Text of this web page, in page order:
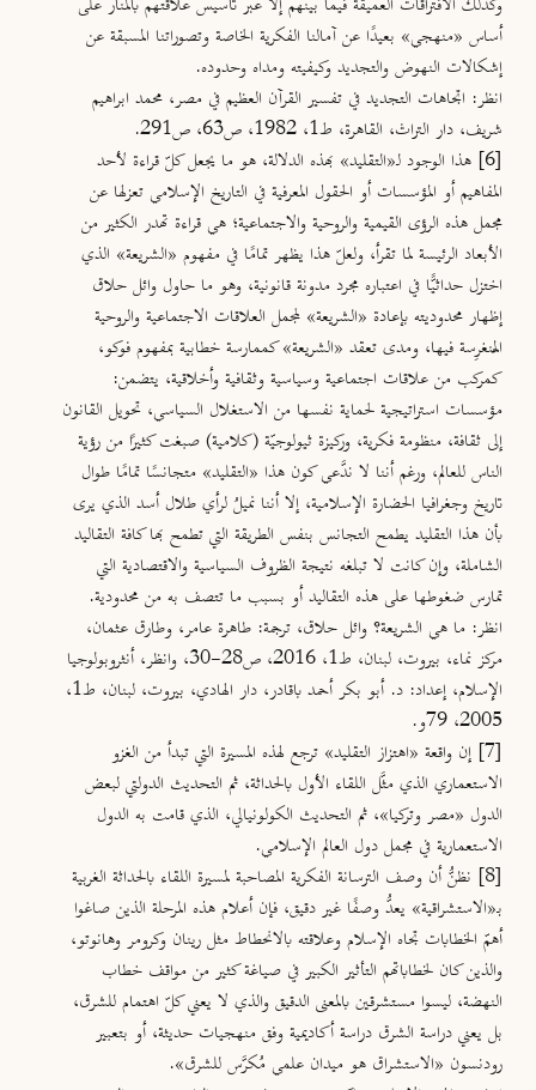
أساس «منهجي» بعيدًا عن آمالنا الفكرية الخاصة وتصوراتنا المسبقة عن
إشكالات النهوض والتجديد وكيفيته ومداه وحدوده.
انظر: اتجاهات التجديد في تفسير القرآن العظيم في مصر، محمد ابراهيم
شريف، دار التراث، القاهرة، ط1، 1982، ص63، ص291.
[6]
هذا الوجود لـ«التقليد» بهذه الدلالة، هو ما يجعل كلّ قراءة لأحد
المفاهيم أو المؤسسات أو الحقول المعرفية في التاريخ الإسلامي تعزلها عن
مجمل هذه الرؤى القيمية والروحية والاجتماعية؛ هي قراءة تهدر الكثير من
الأبعاد الرئيسة لما تقرأ، ولعلّ هذا يظهر تمامًا في مفهوم «الشريعة» الذي
اختزل حداثيًّا في اعتباره مجرد مدونة قانونية، وهو ما حاول وائل حلاق
إظهار محدوديته بإعادة «الشريعة» لمجمل العلاقات الاجتماعية والروحية
المُنغرِسة فيها، ومدى تعقد «الشريعة» كممارسة خطابية بمفهوم فوكو،
كمركب من علاقات اجتماعية وسياسية وثقافية وأخلاقية، يتضمن:
مؤسسات استراتيجية لحماية نفسها من الاستغلال السياسي، تحويل القانون
إلى ثقافة، منظومة فكرية، وركيزة ثيولوجيّة (كلامية) صبغت كثيرًا من رؤية
الناس للعالم، ورغم أننا لا ندَّعي كون هذا «التقليد» متجانسًا تمامًا طوال
تاريخ وجغرافيا الحضارة الإسلامية، إلا أننا نميلُ لرأي طلال أسد الذي يرى
بأن هذا التقليد يطمح التجانس بنفس الطريقة التي تطمح بها كافة التقاليد
الشاملة، وإن كانت لا تبلغه نتيجة الظروف السياسية والاقتصادية التي
تمارس ضغوطها على هذه التقاليد أو بسبب ما تتصف به من محدودية.
انظر: ما هي الشريعة؟ وائل حلاق، ترجمة: طاهرة عامر، وطارق عثمان،
مركز نماء، بيروت، لبنان، ط1، 2016، ص28-30، وانظر، أنثروبولوجيا
الإسلام، إعداد: د. أبو بكر أحمد باقادر، دار الهادي، بيروت، لبنان، ط1،
2005، 79و.
[7]
إن واقعة «اهتزاز التقليد» ترجع لهذه المسيرة التي تبدأ من الغزو
الاستعماري الذي مثَّل اللقاء الأول بالحداثة، ثم التحديث الدولتي لبعض
الدول «مصر وتركيا»، ثم التحديث الكولونيالي، الذي قامت به الدول
الاستعمارية في مجمل دول العالم الإسلامي.
[8]
نظنُّ أن وصف الترسانة الفكرية المصاحبة لمسيرة اللقاء بالحداثة الغربية
بـ«الاستشراقية» يعدُّ وصفًا غير دقيق، فإن أعلام هذه المرحلة الذين صاغوا
أهمّ الخطابات تجاه الإسلام وعلاقته بالانحطاط مثل رينان وكرومر وهانوتو،
والذين كان لخطاباتهم التأثير الكبير في صياغة كثير من مواقف خطاب
النهضة، ليسوا مستشرقين بالمعنى الدقيق والذي لا يعني كلّ اهتمام للشرق،
بل يعني دراسة الشرق دراسة أكاديمية وفق منهجيات حديثة، أو بتعبير
رودنسون «الاستشراق هو ميدان علمي مُكرَّس للشرق».